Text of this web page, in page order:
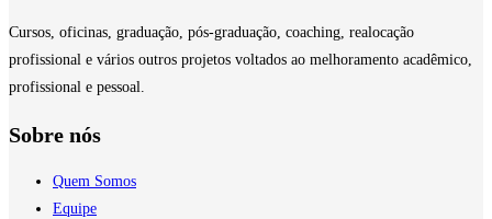
Cursos, oficinas, graduação, pós-graduação, coaching, realocação
profissional e vários outros projetos voltados ao melhoramento acadêmico,
profissional e pessoal.
Sobre nós
Quem Somos
Equipe